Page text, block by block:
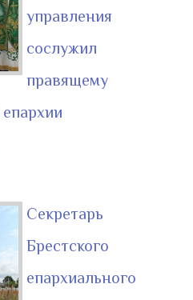
управления
сослужил
правящему
Секретарь
Брестского
епархиального